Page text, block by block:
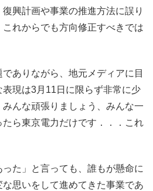
興計画や事業の推進方法に誤り
れからでも方向修正すべきでは
ありながら、地元メディアに目
現は3月11日に限らず非常に少
んな頑張りましょう、みんな一
ら東京電力だけです．．．これ
った」と言っても、誰もが懸命に
思いをして進めてきた事業であ